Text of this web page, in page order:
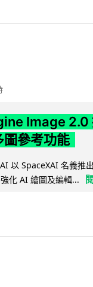
Image 2.0
圖參考功能
以 SpaceXAI 名義推
化 AI 繪圖及編輯...